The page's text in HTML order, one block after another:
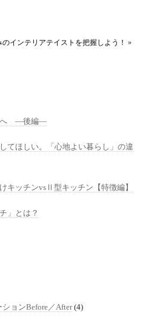
のインテリアテイストを把握しよう！ »
へ ―後編―
てほしい。「心地よい暮らし」の違
キッチンvsⅡ型キッチン【特徴編】
」とは？
ョンBefore／After(4)